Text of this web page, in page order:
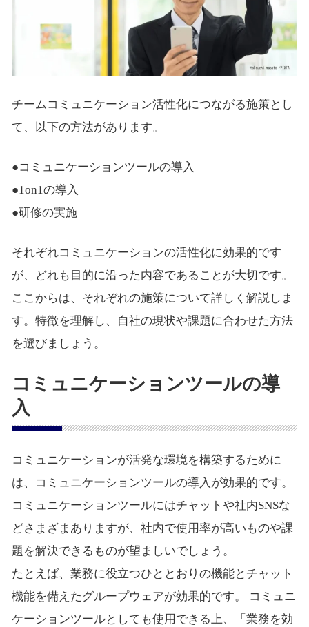
チームコミュニケーション活性化につながる施策とし
て、以下の方法があります。
●コミュニケーションツールの導入
●1on1の導入
●研修の実施
それぞれコミュニケーションの活性化に効果的です
が、どれも目的に沿った内容であることが大切です。
ここからは、それぞれの施策について詳しく解説しま
す。特徴を理解し、自社の現状や課題に合わせた方法
を選びましょう。
コミュニケーションツールの導
入
コミュニケーションが活発な環境を構築するために
は、コミュニケーションツールの導入が効果的です。
コミュニケーションツールにはチャットや社内SNSな
どさまざまありますが、社内で使用率が高いものや課
題を解決できるものが望ましいでしょう。
たとえば、業務に役立つひととおりの機能とチャット
機能を備えたグループウェアが効果的です。 コミュニ
ケーションツールとしても使用できる上、「業務を効